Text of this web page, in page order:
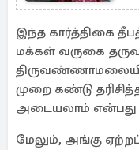
இந்த கார்த்திகை
மக்கள் வருகை
முறை கண்டு
அடையலாம் என்பது
மேலும், அங்கு